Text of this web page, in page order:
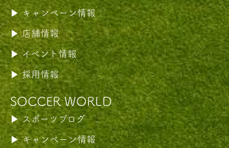
キャンペーン情報
店舗情報
イベント情報
採用情報
SOCCER WORLD
スポーツブログ
キャンペーン情報